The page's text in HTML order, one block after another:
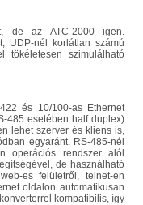
de az ATC-2000 igen.
UDP-nél korlátlan számú
tökéletesen szimulálható
és 10/100-as Ethernet
485 esetében half duplex)
lehet szerver és kliens is,
egyaránt. RS-485-nél
operációs rendszer alól
de használható
es felületről, telnet-en
oldalon automatikusan
kompatibilis, így